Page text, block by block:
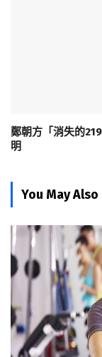
鄭朝方「消失的
明
You May Also